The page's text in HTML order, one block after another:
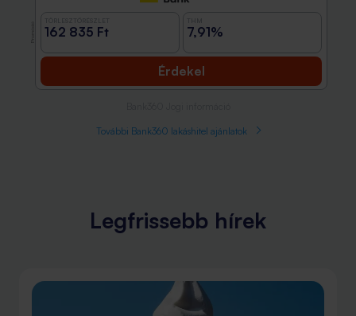
162 835 Ft 7,91%
Érdekel
További Bank360 lakáshitel ajánlatok
Legfrissebb hírek